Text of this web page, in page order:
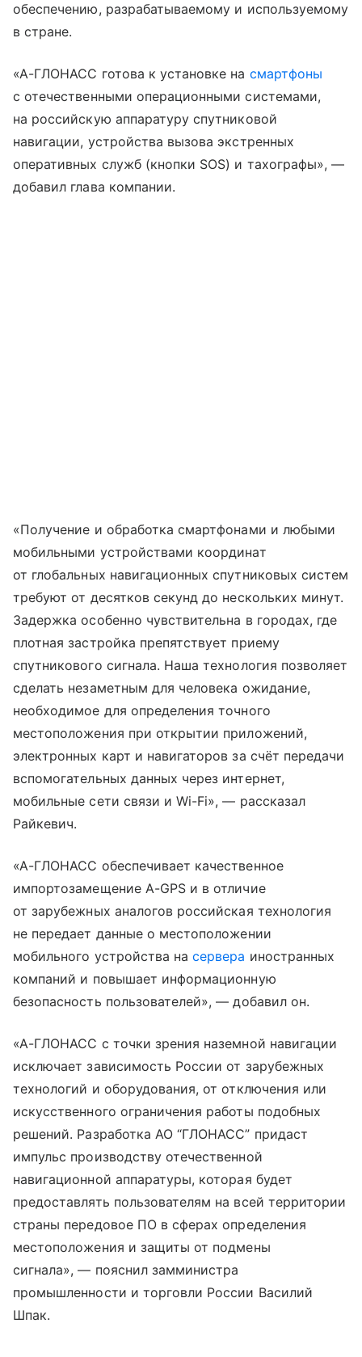
обеспечению, разрабатываемому и используемому
в стране.
«А-ГЛОНАСС готова к установке на смартфоны
с отечественными операционными системами,
на российскую аппаратуру спутниковой
навигации, устройства вызова экстренных
оперативных служб (кнопки SOS) и тахографы», —
добавил глава компании.
«Получение и обработка смартфонами и любыми
мобильными устройствами координат
от глобальных навигационных спутниковых систем
требуют от десятков секунд до нескольких минут.
Задержка особенно чувствительна в городах, где
плотная застройка препятствует приему
спутникового сигнала. Наша технология позволяет
сделать незаметным для человека ожидание,
необходимое для определения точного
местоположения при открытии приложений,
электронных карт и навигаторов за счёт передачи
вспомогательных данных через интернет,
мобильные сети связи и Wi-Fi», — рассказал
Райкевич.
«А-ГЛОНАСС обеспечивает качественное
импортозамещение А-GPS и в отличие
от зарубежных аналогов российская технология
не передает данные о местоположении
мобильного устройства насервера иностранных
компаний и повышает информационную
безопасность пользователей», — добавил он.
«А-ГЛОНАСС с точки зрения наземной навигации
исключает зависимость России от зарубежных
технологий и оборудования, от отключения или
искусственного ограничения работы подобных
решений. Разработка АО “ГЛОНАСС” придаст
импульс производству отечественной
навигационной аппаратуры, которая будет
предоставлять пользователям на всей территории
страны передовое ПО в сферах определения
местоположения и защиты от подмены
сигнала», — пояснил замминистра
промышленности и торговли России Василий
Шпак.